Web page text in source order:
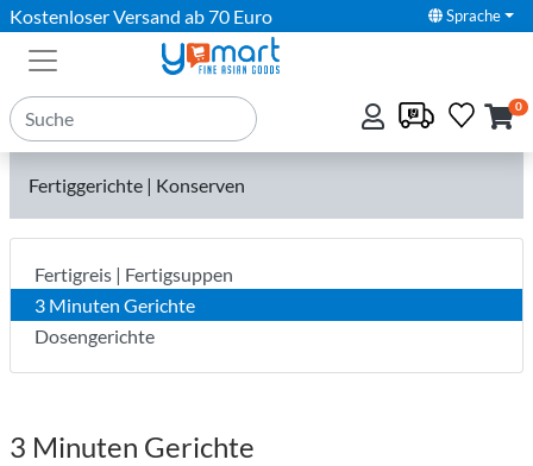
Kostenloser Versand ab 70 Euro Sprache
0
Fertiggerichte | Konserven
Fertigreis | Fertigsuppen
3 Minuten Gerichte
Dosengerichte
3 Minuten Gerichte